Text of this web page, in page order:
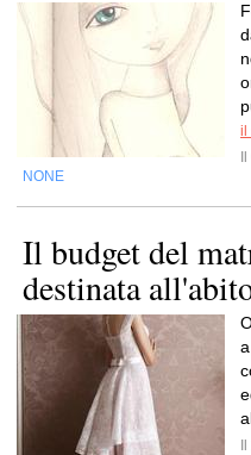
il
NONE
Il budget del
destinata